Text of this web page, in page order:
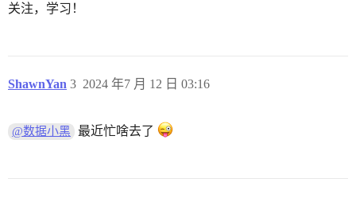
关注，学习！
ShawnYan 2024 年7 月 12 日 03:16
3
@数据小黑 最近忙啥去了